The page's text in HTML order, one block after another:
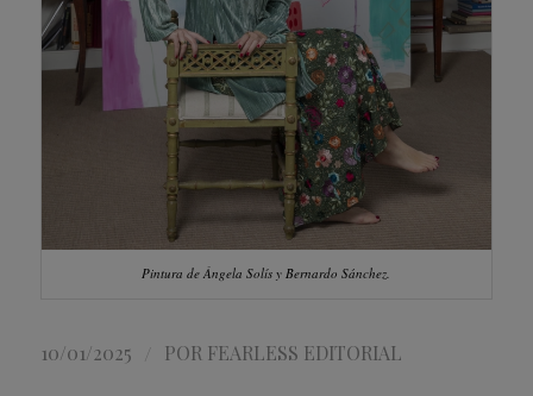
Pintura de Ángela Solís y Bernardo Sánchez.
10/01/2025 POR FEARLESS EDITORIAL